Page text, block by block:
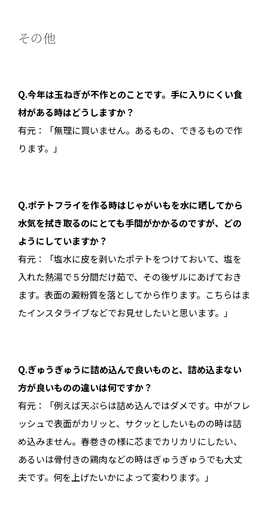
その他
Q.今年は玉ねぎが不作とのことです。手に入りにくい食
材がある時はどうしますか？
有元：「無理に買いません。あるもの、できるもので作
ります。」
Q.ポテトフライを作る時はじゃがいもを水に晒してから
水気を拭き取るのにとても手間がかかるのですが、どの
ようにしていますか？
有元：「塩水に皮を剥いたポテトをつけておいて、塩を
入れた熱湯で５分間だけ茹で、その後ザルにあげておき
ます。表面の澱粉質を落としてから作ります。こちらはま
たインスタライブなどでお見せしたいと思います。」
Q.ぎゅうぎゅうに詰め込んで良いものと、詰め込まない
方が良いものの違いは何ですか？
有元：「例えば天ぷらは詰め込んではダメです。中がフレ
ッシュで表面がカリッと、サクッとしたいものの時は詰
め込みません。春巻きの様に芯までカリカリにしたい、
あるいは骨付きの鶏肉などの時はぎゅうぎゅうでも大丈
夫です。何を上げたいかによって変わります。」